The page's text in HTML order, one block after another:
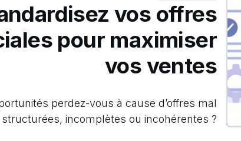
vos offres
pour maximiser
vos ventes
perdez-vous à cause d’offres mal
structurées, incomplètes ou incohérentes ?